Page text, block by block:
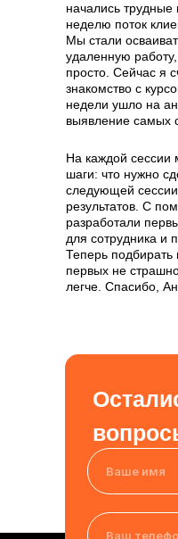
начались трудные
неделю поток
Мы стали
удаленную
просто. Сейчас я
знакомство с
недели ушло на
выявление самых
На каждой сессии
шаги: что нужно
следующей
результатов. С
разработали
для сотрудника и
Теперь подбирать
первых не
легче. Спасибо,